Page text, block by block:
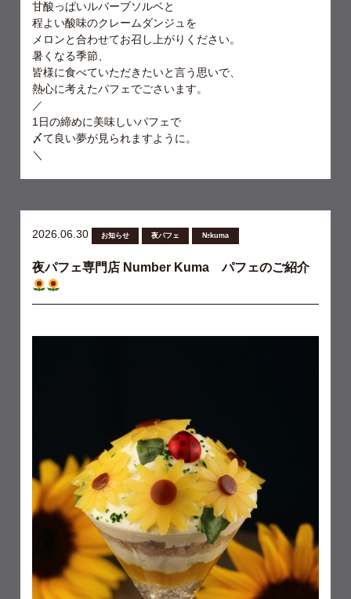
甘酸っぱいルバーブソルベと
程よい酸味のクレームダンジュを
メロンと合わせてお召し上がりください。
暑くなる季節、
皆様に食べていただきたいと言う思いで、
熱心に考えたパフェでごさいます。
／
1日の締めに美味しいパフェで
〆て良い夢が見られますように。
＼
2026.06.30 お知らせ 夜パフェ №kuma
夜パフェ専門店 Number Kuma パフェのご紹介